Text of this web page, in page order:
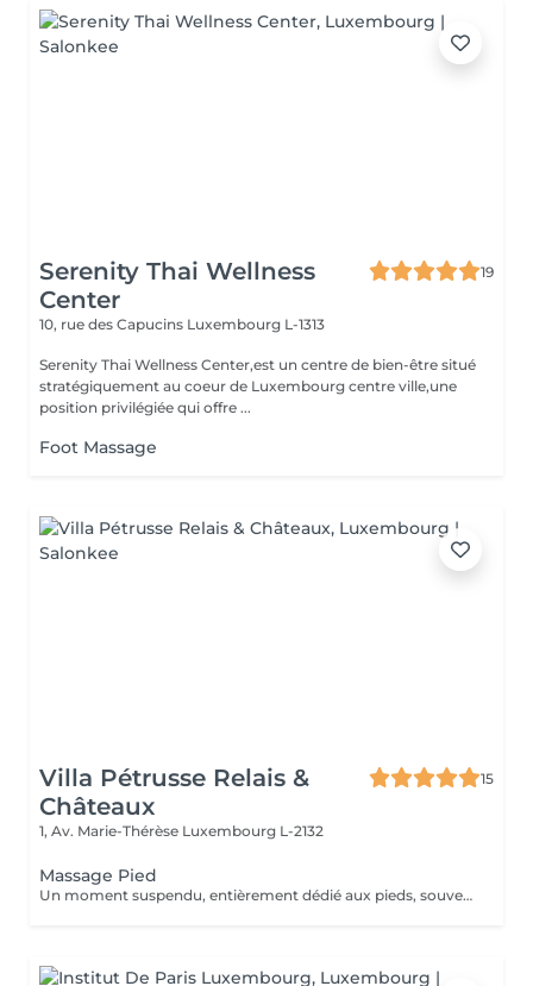
Serenity Thai Wellness
Center
19
10, rue des Capucins Luxembourg L-1313
Serenity Thai Wellness Center,est un centre de bien-être situé
stratégiquement au coeur de Luxembourg centre ville,une
position privilégiée qui offre ...
Foot Massage
Villa Pétrusse Relais &
Châteaux
15
1, Av. Marie-Thérèse Luxembourg L-2132
Massage Pied
Un moment suspendu, entièrement dédié aux pieds, souvent les grands oubliés du quotidien. Pressions ciblées sur les points réflexes, étirements doux et pétrissage profond viennent soulager la fatigue accumulée et relancer la circulation. Une parenthèse simple, pour repartir léger jusqu'au bout des orteils.